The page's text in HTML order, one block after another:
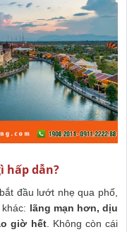
hấp dẫn?
đầu lướt nhẹ qua phố,
lãng mạn hơn, dịu
giờ hết. Không còn cái